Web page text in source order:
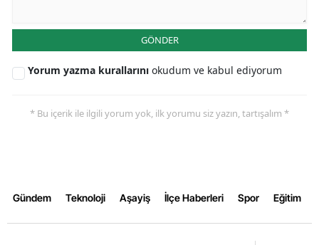
Karaman
GÖNDER
Yorum yazma kurallarını okudum ve kabul ediyorum
* Bu içerik ile ilgili yorum yok, ilk yorumu siz yazın, tartışalım *
Gündem Teknoloji Aşayiş İlçe Haberleri Spor Eğitim